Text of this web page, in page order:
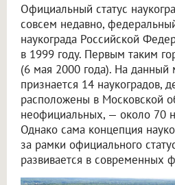
Официальный статус
совсем недавно,
наукограда Российской
в 1999 году. Первым таким
(6 мая 2000 года). На данный
признается 14 наукоградов,
расположены в Московской
неофициальных, — около 70
Однако сама концепция
за рамки официального
развивается в современных